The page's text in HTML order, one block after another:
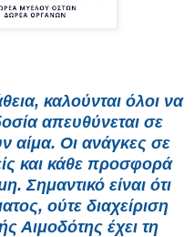
καλούνται όλοι να
απευθύνεται σε
αίμα. Οι ανάγκες σε
και κάθε προσφορά
Σημαντικό είναι ότι
ούτε διαχείριση
Αιμοδότης έχει τη